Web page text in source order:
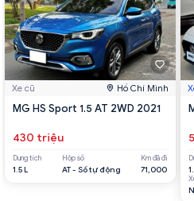
Xe cũ Hồ Chí Minh
MG HS Sport 1.5 AT 2WD 2021
430 triệu
Dung tích
1.5 L
Hộp số
AT - Số tự động
Km đã đi
71,000